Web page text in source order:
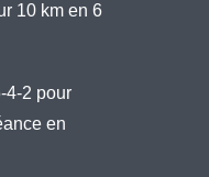
10 km en 6
4-2 pour
en